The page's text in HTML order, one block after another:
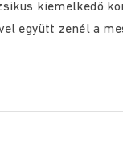
kiemelkedő
együtt zenél a